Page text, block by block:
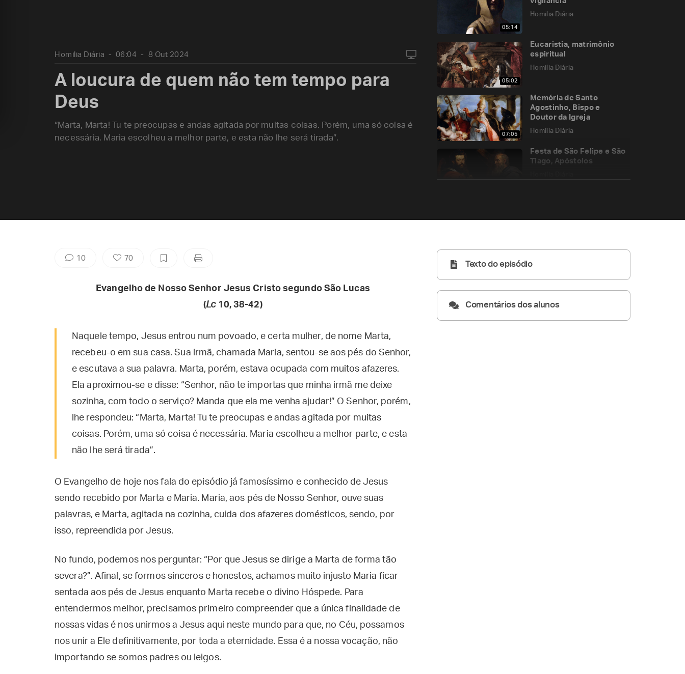
05:14
Homilia Diária
05:02
Eucaristia, matrimônio
espiritual
Homilia Diária
07:05
Memória de Santo
Agostinho, Bispo e
Doutor da Igreja
Homilia Diária
Festa de São Felipe e São
Tiago, Apóstolos
Homilia Diária 06:04 8 Out 2024
A loucura de quem não tem tempo para
Deus
“Marta, Marta! Tu te preocupas e andas agitada por muitas coisas. Porém, uma só coisa é
necessária. Maria escolheu a melhor parte, e esta não lhe será tirada”.
10 70
Evangelho de Nosso Senhor Jesus Cristo segundo São Lucas
(Lc10, 38-42)
Naquele tempo, Jesus entrou num povoado, e certa mulher, de nome Marta,
recebeu-o em sua casa. Sua irmã, chamada Maria, sentou-se aos pés do Senhor,
e escutava a sua palavra. Marta, porém, estava ocupada com muitos afazeres.
Ela aproximou-se e disse: “Senhor, não te importas que minha irmã me deixe
sozinha, com todo o serviço? Manda que ela me venha ajudar!” O Senhor, porém,
lhe respondeu: “Marta, Marta! Tu te preocupas e andas agitada por muitas
coisas. Porém, uma só coisa é necessária. Maria escolheu a melhor parte, e esta
não lhe será tirada”.
O Evangelho de hoje nos fala do episódio já famosíssimo e conhecido de Jesus
sendo recebido por Marta e Maria. Maria, aos pés de Nosso Senhor, ouve suas
palavras, e Marta, agitada na cozinha, cuida dos afazeres domésticos, sendo, por
isso, repreendida por Jesus.
No fundo, podemos nos perguntar: “Por que Jesus se dirige a Marta de forma tão
severa?”. Afinal, se formos sinceros e honestos, achamos muito injusto Maria ficar
sentada aos pés de Jesus enquanto Marta recebe o divino Hóspede. Para
entendermos melhor, precisamos primeiro compreender que a única finalidade de
nossas vidas é nos unirmos a Jesus aqui neste mundo para que, no Céu, possamos
nos unir a Ele definitivamente, por toda a eternidade. Essa é a nossa vocação, não
importando se somos padres ou leigos.
Texto do episódio
Comentários dos alunos